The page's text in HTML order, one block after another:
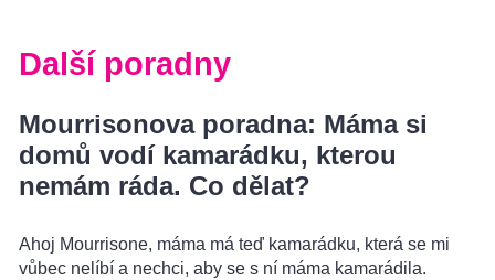
Další poradny
Mourrisonova poradna: Máma si
domů vodí kamarádku, kterou
nemám ráda. Co dělat?
Ahoj Mourrisone, máma má teď kamarádku, která se mi
vůbec nelíbí a nechci, aby se s ní máma kamarádila.